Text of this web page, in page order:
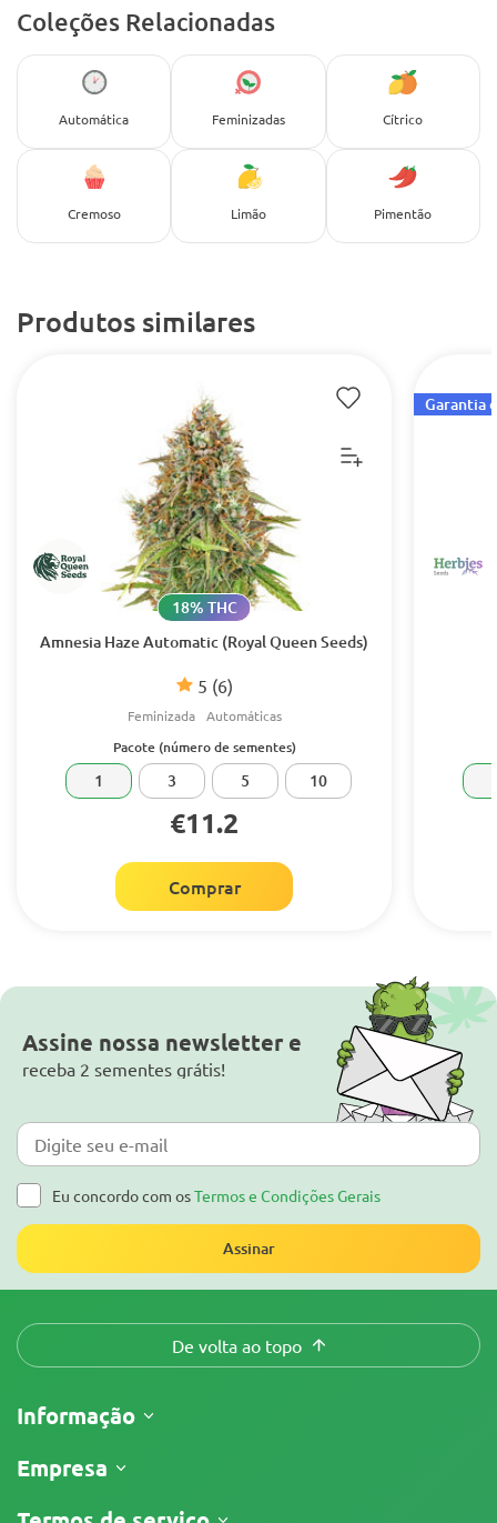
Coleções Relacionadas
Automática Feminizadas Cítrico
Cremoso Limão Pimentão
Produtos similares
Amnesia Haze Automatic (Royal Queen Seeds)
5 (6)
18% THC
Feminizada Automáticas
Pacote (número de sementes)
1 3 5 10
€11.2
Comprar
Garantia
Assine nossa newsletter e
receba 2 sementes grátis!
Eu concordo com osTermos e Condições Gerais
Assinar
De volta ao topo
Informação
Envio
Empresa
Sobre nós